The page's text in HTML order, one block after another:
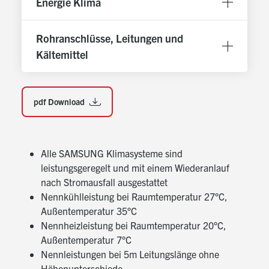
individuell einstellbar
Reinigungsfähiger Full HD-Filter, leicht nach oben
herausnehmbar
Ventilator vierstufig schaltbar für besonders
Direkt angetriebener Motor mit Wicklungsschutz
Verdampfer aus CU-Rohr mit aufgepressten
mikroprozessorgesteuertem Betriebsablauf für
optimalen Klimakomfort
Schaltkontrolle über Infrarot-Fernbedienung
(Abstand bis 10 m) mit leicht verständlichem LCD-
Display oder optionaler Kabelfernbedienung mit
Echtzeit-, Tages- und Wochentimer und
Raumtemperaturfühler
Rohranschlüsse, Leitungen und
Kältemittel
pdf Download
Alle SAMSUNG Klimasysteme sind
leistungsgeregelt und mit einem Wiederanlauf
nach Stromausfall ausgestattet
Nennkühlleistung bei Raumtemperatur 27°C,
Außentemperatur 35°C
Nennheizleistung bei Raumtemperatur 20°C,
Außentemperatur 7°C
Nennleistungen bei 5m Leitungslänge ohne